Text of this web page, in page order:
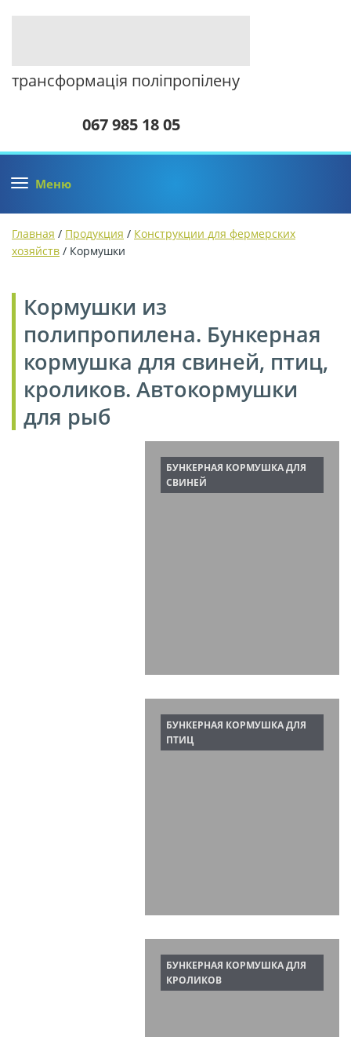
трансформація поліпропілену
067 985 18 05
Меню
Главная / Продукция / Конструкции для фермерских
хозяйств / Кормушки
Кормушки из
полипропилена. Бункерная
кормушка для свиней, птиц,
кроликов. Автокормушки
для рыб
БУНКЕРНАЯ КОРМУШКА ДЛЯ
СВИНЕЙ
БУНКЕРНАЯ КОРМУШКА ДЛЯ
ПТИЦ
БУНКЕРНАЯ КОРМУШКА ДЛЯ
КРОЛИКОВ